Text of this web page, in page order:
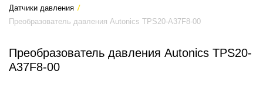
Датчики давления /
Преобразователь давления Autonics TPS20-A37F8-00
Преобразователь давления Autonics TPS20-
A37F8-00